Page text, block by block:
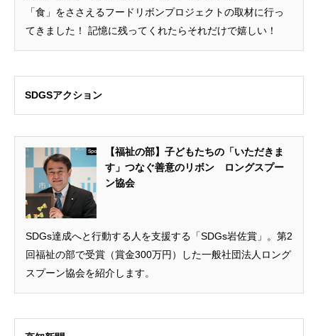
「食」をささえるフードリボンプロジェクトの取材に行っ
てきました！ 記憶に残ってくれたらそれだけで嬉しい！
SDGSアクション
【福祉の部】子どもたちの「いただきま
す」つなぐ善意のリボン ロングスプー
ン協会
SDGs達成へと行動する人を支援する「SDGs岩佐賞」。第2
回福祉の部で受賞（賞金300万円）した一般社団法人ロング
スプーン協会を紹介します。